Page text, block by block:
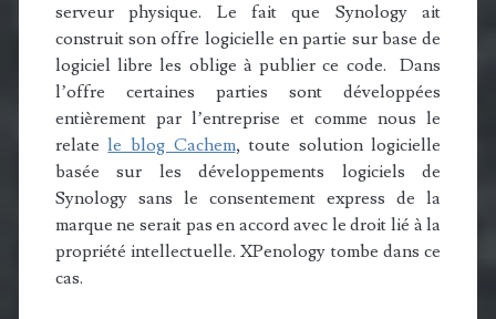
serveur physique. Le fait que Synology ait
construit son offre logicielle en partie sur base de
logiciel libre les oblige à publier ce code. Dans
l’offre certaines parties sont développées
entièrement par l’entreprise et comme nous le
relatele blog Cachem, toute solution logicielle
basée sur les développements logiciels de
Synology sans le consentement express de la
marque ne serait pas en accord avec le droit lié à la
propriété intellectuelle. XPenology tombe dans ce
cas.